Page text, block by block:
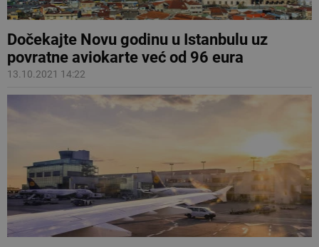
Dočekajte Novu godinu u Istanbulu uz
povratne aviokarte već od 96 eura
13.10.2021 14:22